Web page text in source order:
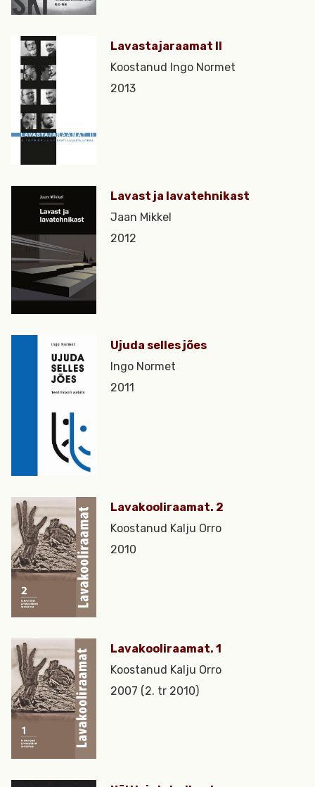
Lavastajaraamat II
Koostanud Ingo Normet
2013
Lavast ja lavatehnikast
Jaan Mikkel
2012
Ujuda selles jões
Ingo Normet
2011
Lavakooliraamat. 2
Koostanud Kalju Orro
2010
Lavakooliraamat. 1
Koostanud Kalju Orro
2007 (2. tr 2010)